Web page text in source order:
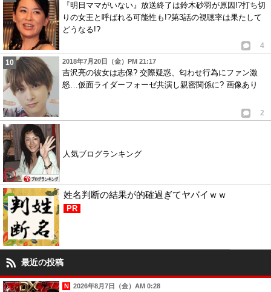
『明日ママがいない』放送終了は鈴木砂羽が原因!?打ち切
りの女王と呼ばれる可能性も!?第3話の視聴率は果たして
どうなる!?
4
2018年7月20日（金）PM 21:17
吉沢亮の彼女は志保? 交際疑惑、匂わせ行為にファン激
怒…仮面ライダーフォーゼ共演し親密関係に? 画像あり
2
人気ブログランキング
姓名判断の結果が的確過ぎてヤバイｗｗ
PR
最近の投稿
2026年8月7日（金）AM 0:28